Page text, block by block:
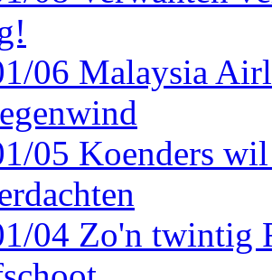
06 Malaysia
05 Koenders
04 Zo'n twintig